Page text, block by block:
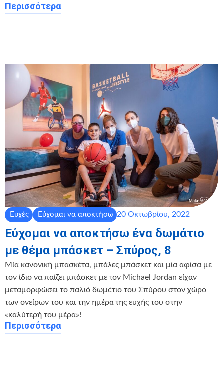
Περισσότερα
Ευχές Εύχομαι να αποκτήσω 20 Οκτωβρίου, 2022
Εύχομαι να αποκτήσω ένα δωμάτιο
με θέμα μπάσκετ – Σπύρος, 8
Μία κανονική μπασκέτα, μπάλες μπάσκετ και μία αφίσα με
τον ίδιο να παίζει μπάσκετ με τον Michael Jordan είχαν
μεταμορφώσει το παλιό δωμάτιο του Σπύρου στον χώρο
των ονείρων του και την ημέρα της ευχής του στην
«καλύτερή του μέρα»!
Περισσότερα